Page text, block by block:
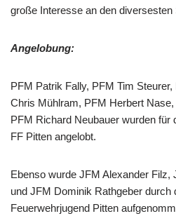
große Interesse an den diversesten
Angelobung:
PFM Patrik Fally, PFM Tim
Chris Mühlram, PFM Herbert
PFM Richard Neubauer wurden für
FF Pitten angelobt.
Ebenso wurde JFM Alexander Filz,
und JFM Dominik Rathgeber durch
Feuerwehrjugend Pitten